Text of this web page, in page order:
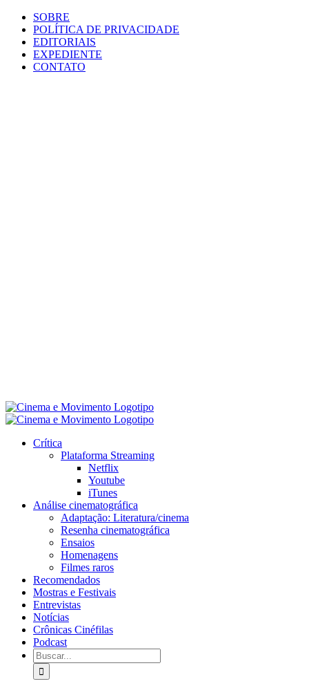
SOBRE
POLÍTICA DE PRIVACIDADE
EDITORIAIS
EXPEDIENTE
CONTATO
Crítica
Plataforma Streaming
Netflix
Youtube
iTunes
Análise cinematográfica
Adaptação: Literatura/cinema
Resenha cinematográfica
Ensaios
Homenagens
Filmes raros
Recomendados
Mostras e Festivais
Entrevistas
Notícias
Crônicas Cinéfilas
Podcast